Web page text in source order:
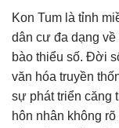
Kon Tum là tỉnh
dân cư đa dạng về
bào thiểu số. Đời
văn hóa truyền
sự phát triển căng
hôn nhân không